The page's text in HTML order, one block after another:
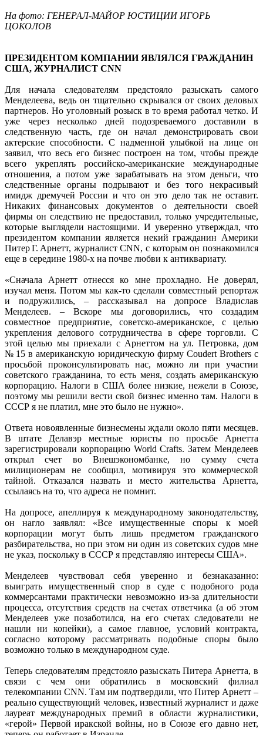
На фото: ГЕНЕРАЛ-МАЙОР ЮСТИЦИИ ИГОРЬ
ЦОКОЛОВ
ПРЕЗИДЕНТОМ КОМПАНИИ ЯВЛЯЛСЯ ГРАЖДАНИН
США, ЖУРНАЛИСТ СNN
Для начала следователям предстояло разыскать самого
Менделеева, ведь он тщательно скрывался от своих деловых
партнеров. Но уголовный розыск в то время работал четко. И
уже через несколько дней подозреваемого доставили в
следственную часть, где он начал демонстрировать свои
актерские способности. С надменной улыбкой на лице он
заявил, что весь его бизнес построен на том, чтобы прежде
всего укреплять российско-американские международные
отношения, а потом уже зарабатывать на этом деньги, что
следственные органы подрывают и без того некрасивый
имидж дремучей России и что он это дело так не оставит.
Никаких финансовых документов о деятельности своей
фирмы он следствию не предоставил, только учредительные,
которые выглядели настоящими. И уверенно утверждал, что
президентом компании является некий гражданин Америки
Питер Г. Арнетт, журналист СNN, с которым он познакомился
еще в середине 1980-х на почве любви к антиквариату.
«Сначала Арнетт отнесся ко мне прохладно. Не доверял,
изучал меня. Потом мы как-то сделали совместный репортаж
и подружились, – рассказывал на допросе Владислав
Менделеев. – Вскоре мы договорились, что создадим
совместное предприятие, советско-американское, с целью
укрепления делового сотрудничества в сфере торговли. С
этой целью мы приехали с Арнеттом на ул. Петровка, дом
№ 15 в американскую юридическую фирму Coudert Brothers с
просьбой проконсультировать нас, можно ли при участии
советского гражданина, то есть меня, создать американскую
корпорацию. Налоги в США более низкие, нежели в Союзе,
поэтому мы решили вести свой бизнес именно там. Налоги в
СССР я не платил, мне это было не нужно».
Ответа новоявленные бизнесмены ждали около пяти месяцев.
В штате Делавэр местные юристы по просьбе Арнетта
зарегистрировали корпорацию World Crafts. Затем Менделеев
открыл счет во Внешэкономбанке, но сумму счета
милиционерам не сообщил, мотивируя это коммерческой
тайной. Отказался назвать и место жительства Арнетта,
ссылаясь на то, что адреса не помнит.
На допросе, апеллируя к международному законодательству,
он нагло заявлял: «Все имущественные споры к моей
корпорации могут быть лишь предметом гражданского
разбирательства, но при этом ни один из советских судов мне
не указ, поскольку в СССР я представляю интересы США».
Менделеев чувствовал себя уверенно и безнаказанно:
выиграть имущественный спор в суде с подобного рода
коммерсантами практически невозможно из-за длительности
процесса, отсутствия средств на счетах ответчика (а об этом
Менделеев уже позаботился, на его счетах следователи не
нашли ни копейки), а самое главное, условий контракта,
согласно которому рассматривать подобные споры было
возможно только в международном суде.
Теперь следователям предстояло разыскать Питера Арнетта, в
связи с чем они обратились в московский филиал
телекомпании CNN. Там им подтвердили, что Питер Арнетт –
реально существующий человек, известный журналист и даже
лауреат международных премий в области журналистики,
«герой» Первой иракской войны, но в Союзе его давно нет,